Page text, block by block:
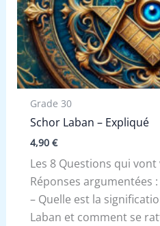
Grade 30
Schor Laban – Expliqué
4,90 €
Les 8 Questions qui
Réponses argumentées :
– Quelle est la
Laban et comment se